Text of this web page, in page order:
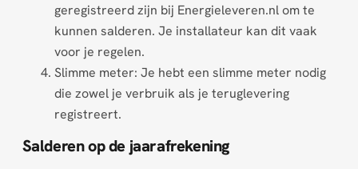
geregistreerd zijn bij Energieleveren.nl om te
kunnen salderen. Je installateur kan dit vaak
voor je regelen.
Slimme meter: Je hebt een slimme meter nodig
die zowel je verbruik als je teruglevering
registreert.
Salderen op de jaarafrekening